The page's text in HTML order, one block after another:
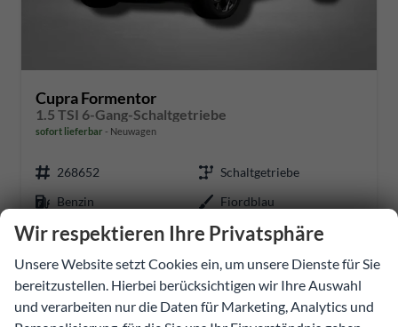
Cupra Formentor
1.5 TSI 6-Gang-Schaltgetriebe
sofort lieferbar Neuwagen
268652
Schaltgetriebe
Benzin
Fiordblau
110 kW (150 PS)
50 km
33.182,40 €
incl. 20% MwSt.
Details
Wir respektieren Ihre Privatsphäre
Unsere Website setzt Cookies ein, um unsere Dienste für Sie
bereitzustellen. Hierbei berücksichtigen wir Ihre Auswahl
und verarbeiten nur die Daten für Marketing, Analytics und